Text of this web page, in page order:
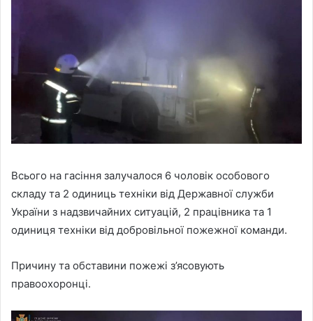
Всього на гасіння залучалося 6 чоловік особового
складу та 2 одиниць техніки від Державної служби
України з надзвичайних ситуацій, 2 працівника та 1
одиниця техніки від добровільної пожежної команди.
Причину та обставини пожежі з’ясовують
правоохоронці.